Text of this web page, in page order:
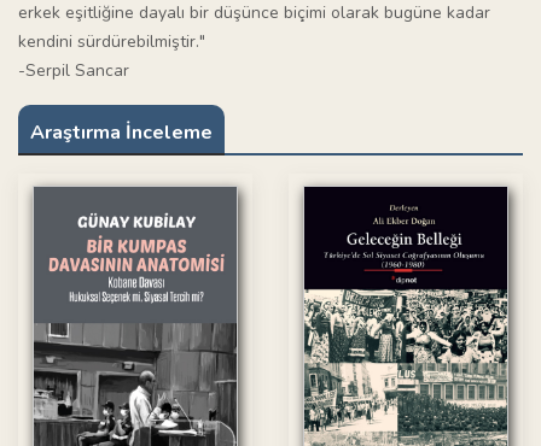
erkek eşitliğine dayalı bir düşünce biçimi olarak bugüne kadar
kendini sürdürebilmiştir."
-Serpil Sancar
Araştırma İnceleme